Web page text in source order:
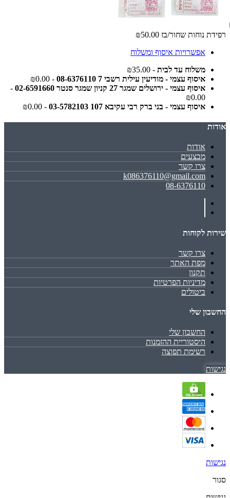
רפידת נוחות שחור/בז ₪50.00
אפשרויות איסוף ומשלוח
משלוח עד לבית - ₪35.00
איסוף עצמי - מודיעין עילית רשבי 7 08-6376110
- ₪0.00
איסוף עצמי - ירושלים שמגר 27 קניון שמגר סנטר 02-6591660
-
₪0.00
איסוף עצמי - בני ברק רבי עקיבא 107 03-5782103
- ₪0.00
אודות
אודות
מבצעים
צרו קשר
k086376110@gmail.com
08-6376110
שירות לקוחות
צרו קשר
מפת האתר
תקנון
מדיניות הפרטיות
ביטולים
החשבון שלי
החשבון שלי
היסטוריית ההזמנות
רשימת תפוצה
נגישות
נגישות
סגור